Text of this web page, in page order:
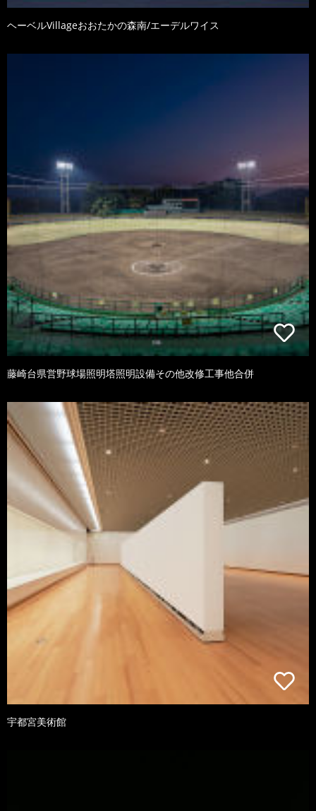
ヘーベルVillageおおたかの森南/エーデルワイス
藤崎台県営野球場照明塔照明設備その他改修工事他合併
宇都宮美術館